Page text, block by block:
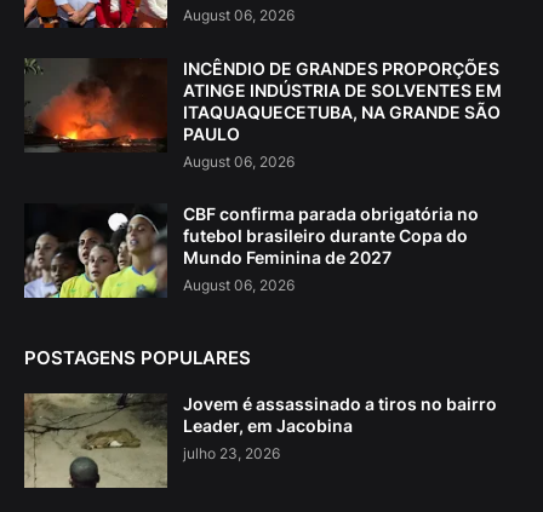
August 06, 2026
INCÊNDIO DE GRANDES PROPORÇÕES
ATINGE INDÚSTRIA DE SOLVENTES EM
ITAQUAQUECETUBA, NA GRANDE SÃO
PAULO
August 06, 2026
CBF confirma parada obrigatória no
futebol brasileiro durante Copa do
Mundo Feminina de 2027
August 06, 2026
POSTAGENS POPULARES
Jovem é assassinado a tiros no bairro
Leader, em Jacobina
julho 23, 2026